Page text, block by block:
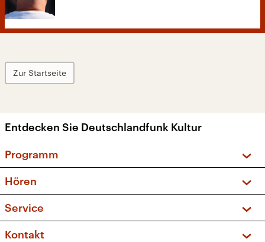
Zur Startseite
Entdecken Sie Deutschlandfunk Kultur
Programm
Sendungen und Podcasts
Musikliste
Kakadu – Das Kinderprogramm
Hören
Frequenzen (UKW + DAB+)
Service
FAQ
Kontakt